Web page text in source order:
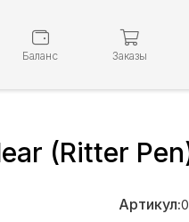
Баланс Заказы
(Ritter
Артикул: